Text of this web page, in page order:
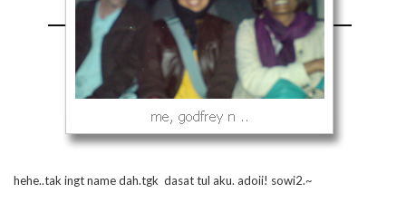
hehe..tak ingt name dah.tgk dasat tul aku. adoii! sowi2.~